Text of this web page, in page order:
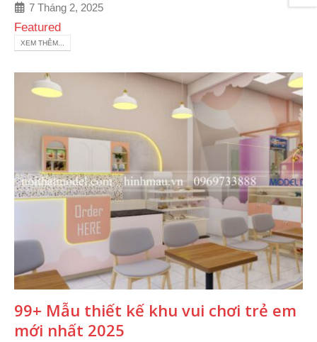
7 Tháng 2, 2025
Featured
XEM THÊM...
99+ Mẫu thiết kế khu vui chơi trẻ em
mới nhất 2025